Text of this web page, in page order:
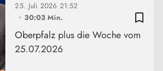
bookmark_border
25. Juli 2026 21:52
30:03 Min.
Oberpfalz plus die Woche vom
25.07.2026